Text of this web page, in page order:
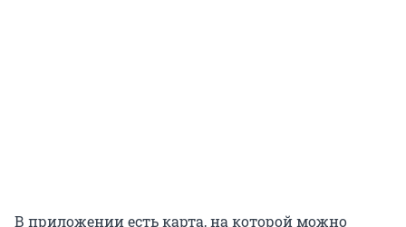
В приложении есть карта, на которой можно